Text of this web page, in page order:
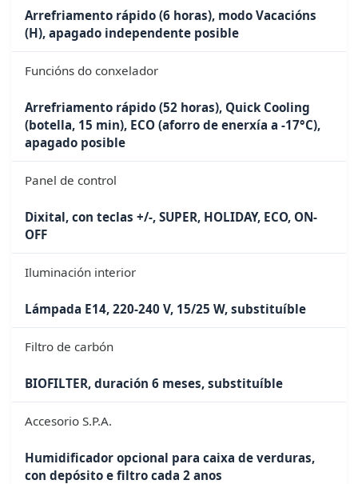
Arrefriamento rápido (6 horas), modo Vacacións
(H), apagado independente posible
Funcións do conxelador
Arrefriamento rápido (52 horas), Quick Cooling
(botella, 15 min), ECO (aforro de enerxía a -17°C),
apagado posible
Panel de control
Dixital, con teclas +/-, SUPER, HOLIDAY, ECO, ON-
OFF
Iluminación interior
Lámpada E14, 220-240 V, 15/25 W, substituíble
Filtro de carbón
BIOFILTER, duración 6 meses, substituíble
Accesorio S.P.A.
Humidificador opcional para caixa de verduras,
con depósito e filtro cada 2 anos